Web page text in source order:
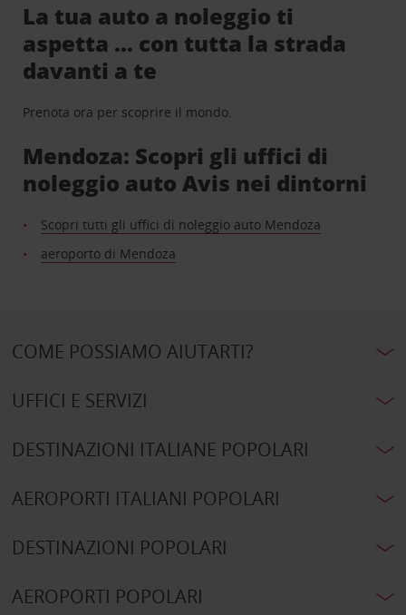
La tua auto a noleggio ti
aspetta … con tutta la strada
davanti a te
Prenota ora per scoprire il mondo.
Mendoza: Scopri gli uffici di
noleggio auto Avis nei dintorni
Scopri tutti gli uffici di noleggio auto Mendoza
aeroporto di Mendoza
COME POSSIAMO AIUTARTI?
UFFICI E SERVIZI
DESTINAZIONI ITALIANE POPOLARI
AEROPORTI ITALIANI POPOLARI
DESTINAZIONI POPOLARI
AEROPORTI POPOLARI